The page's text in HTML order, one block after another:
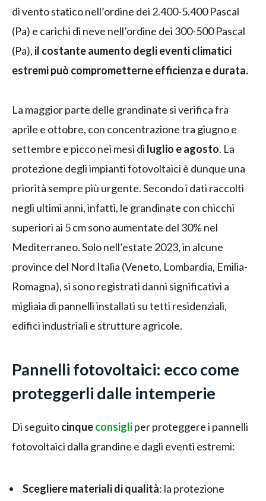
di vento statico nell’ordine dei 2.400-5.400 Pascal
(Pa) e carichi di neve nell’ordine dei 300-500 Pascal
(Pa), il costante aumento degli eventi climatici
estremi può comprometterne efficienza e durata.
La maggior parte delle grandinate si verifica fra
aprile e ottobre, con concentrazione tra giugno e
settembre e picco nei mesi di luglio e agosto. La
protezione degli impianti fotovoltaici è dunque una
priorità sempre più urgente. Secondo i dati raccolti
negli ultimi anni, infatti, le grandinate con chicchi
superiori ai 5 cm sono aumentate del 30% nel
Mediterraneo. Solo nell’estate 2023, in alcune
province del Nord Italia (Veneto, Lombardia, Emilia-
Romagna), si sono registrati danni significativi a
migliaia di pannelli installati su tetti residenziali,
edifici industriali e strutture agricole.
Pannelli fotovoltaici: ecco come
proteggerli dalle intemperie
Di seguitocinqueconsigliper proteggere i pannelli
fotovoltaici dalla grandine e dagli eventi estremi:
Scegliere materiali di qualità: la protezione